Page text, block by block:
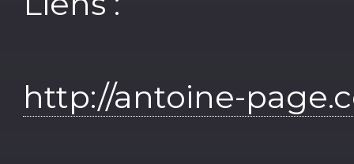
http://antoine-